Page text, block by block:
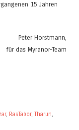
15 Jahren
Peter Horstmann,
für das Myranor-Team
, RasTabor, Tharun